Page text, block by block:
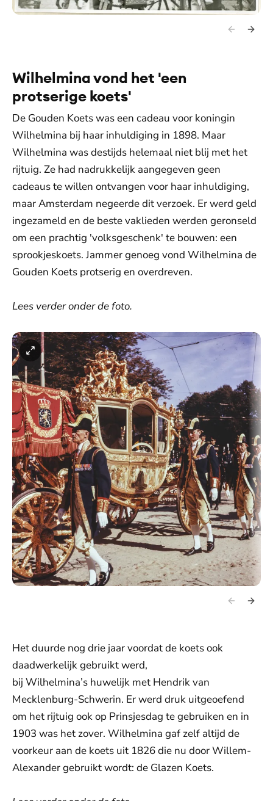
Wilhelmina vond het 'een
protserige koets'
De Gouden Koets was een cadeau voor koningin
Wilhelmina bij haar inhuldiging in 1898. Maar
Wilhelmina was destijds helemaal niet blij met het
rijtuig. Ze had nadrukkelijk aangegeven geen
cadeaus te willen ontvangen voor haar inhuldiging,
maar Amsterdam negeerde dit verzoek. Er werd geld
ingezameld en de beste vaklieden werden geronseld
om een prachtig 'volksgeschenk' te bouwen: een
sprookjeskoets. Jammer genoeg vond Wilhelmina de
Gouden Koets protserig en overdreven.
Lees verder onder de foto.
Het duurde nog drie jaar voordat de koets ook
daadwerkelijk gebruikt werd,
bij Wilhelmina’s huwelijk met Hendrik van
Mecklenburg-Schwerin. Er werd druk uitgeoefend
om het rijtuig ook op Prinsjesdag te gebruiken en in
1903 was het zover. Wilhelmina gaf zelf altijd de
voorkeur aan de koets uit 1826 die nu door Willem-
Alexander gebruikt wordt: de Glazen Koets.